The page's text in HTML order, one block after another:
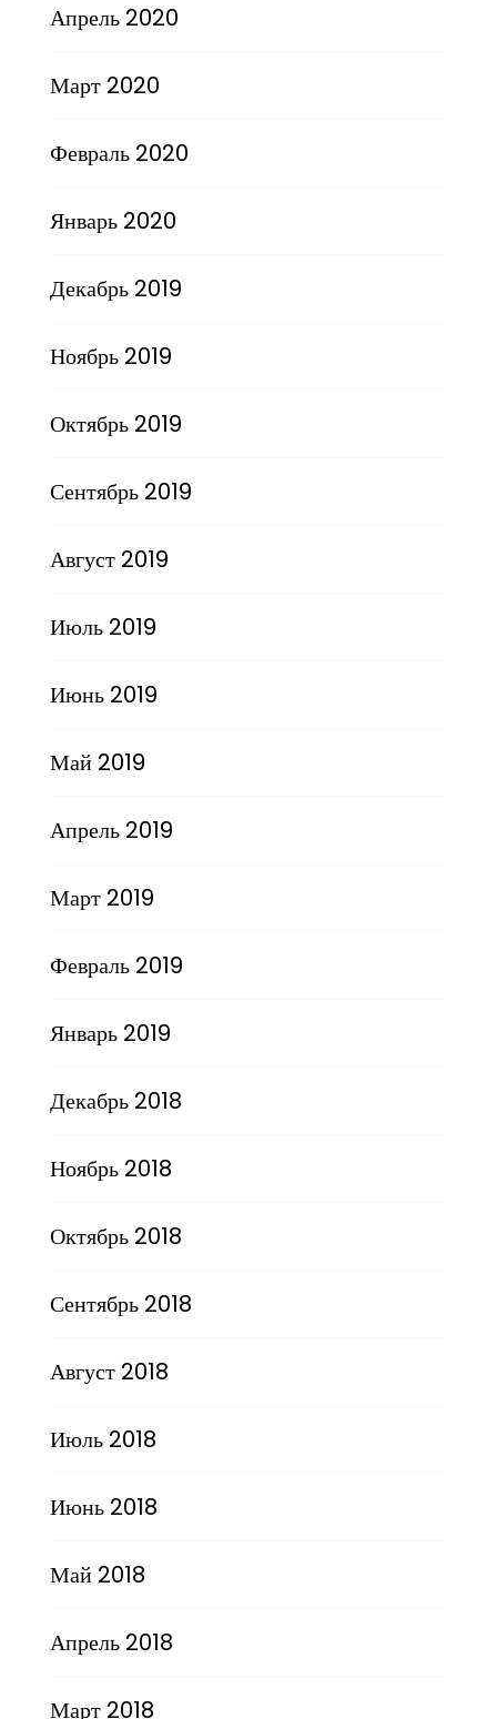
Апрель 2020
Март 2020
Февраль 2020
Январь 2020
Декабрь 2019
Ноябрь 2019
Октябрь 2019
Сентябрь 2019
Август 2019
Июль 2019
Июнь 2019
Май 2019
Апрель 2019
Март 2019
Февраль 2019
Январь 2019
Декабрь 2018
Ноябрь 2018
Октябрь 2018
Сентябрь 2018
Август 2018
Июль 2018
Июнь 2018
Май 2018
Апрель 2018
Март 2018